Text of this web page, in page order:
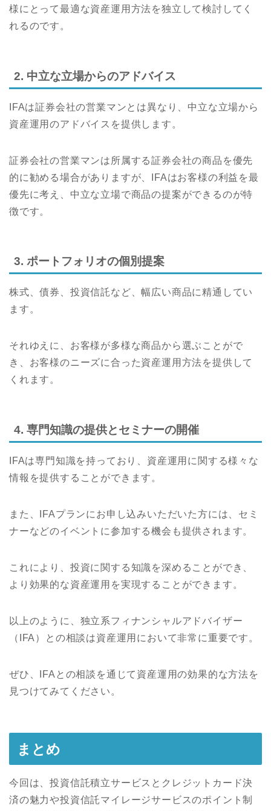
様にとって最適な資産運用方法を独立して検討してく
れるのです。
2. 中立な立場からのアドバイス
IFAは証券会社の営業マンとは異なり、中立な立場から
資産運用のアドバイスを提供します。
証券会社の営業マンは所属する証券会社の商品を優先
的に勧める場合がありますが、IFAはお客様の利益を最
優先に考え、中立な立場で商品の提案ができるのが特
徴です。
3. ポートフォリオの個別提案
株式、債券、投資信託など、幅広い商品に精通してい
ます。
それゆえに、お客様が多様な商品から選ぶことがで
き、お客様のニーズに合った資産運用方法を提供して
くれます。
4. 専門知識の提供とセミナーの開催
IFAは専門知識を持っており、資産運用に関する様々な
情報を提供することができます。
また、IFAプランにお申し込みいただいた方には、セミ
ナーなどのイベントに参加する機会も提供されます。
これにより、投資に関する知識を深めることができ、
より効果的な資産運用を実現することができます。
以上のように、独立系フィナンシャルアドバイザー
（IFA）との相談は資産運用において非常に重要です。
ぜひ、IFAとの相談を通じて資産運用の効果的な方法を
見つけてみてください。
まとめ
今回は、投資信託積立サービスとクレジットカード決
済の魅力や投資信託マイレージサービスのポイント制